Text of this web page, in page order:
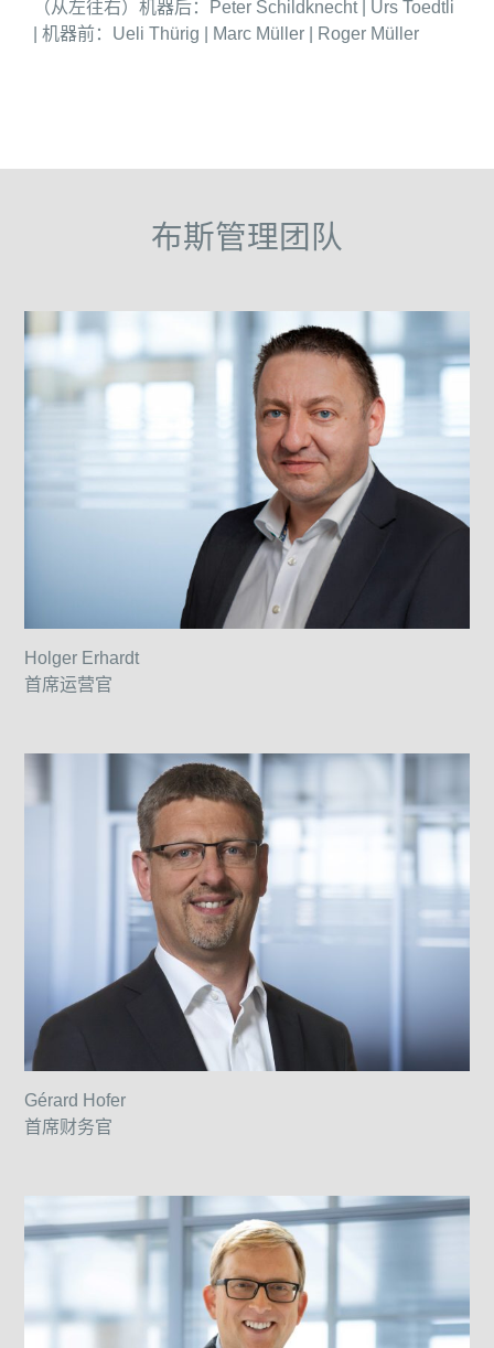
（从左往右）机器后：Peter Schildknecht | Urs Toedtli
| 机器前：Ueli Thürig | Marc Müller | Roger Müller
布斯管理团队
Holger Erhardt
首席运营官
Gérard Hofer
首席财务官